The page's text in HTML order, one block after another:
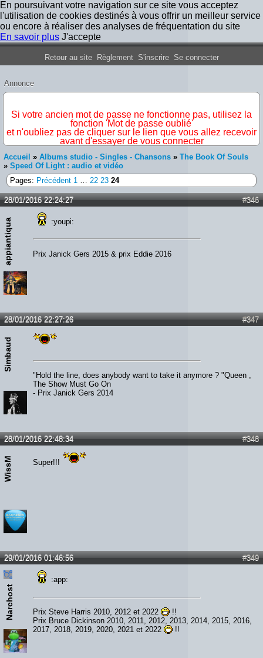
En poursuivant votre navigation sur ce site vous acceptez
l'utilisation de cookies destinés à vous offrir un meilleur service
ou encore à réaliser des analyses de fréquentation du site
En savoir plus J'accepte
Forum Iron Maiden France
Retour au site Règlement S'inscrire Se connecter
Annonce
Si votre ancien mot de passe ne fonctionne pas, utilisez la
fonction 'Mot de passe oublié'
et n'oubliez pas de cliquer sur le lien que vous allez recevoir
avant d'essayer de vous connecter
Accueil » Albums studio - Singles - Chansons » The Book Of Souls
» Speed Of Light : audio et vidéo
Pages: Précédent 1 … 22 23 24
#346
28/01/2016 22:24:27
appiantiqua :youpi:
Prix Janick Gers 2015 & prix Eddie 2016
#347
28/01/2016 22:27:26
Simbaud
"Hold the line, does anybody want to take it anymore ? "Queen ,
The Show Must Go On
- Prix Janick Gers 2014
#348
28/01/2016 22:48:34
WissM Super!!!
#349
29/01/2016 01:46:56
Narchost
:app:
Prix Steve Harris 2010, 2012 et 2022
!!
Prix Bruce Dickinson 2010, 2011, 2012, 2013, 2014, 2015, 2016,
2017, 2018, 2019, 2020, 2021 et 2022
!!